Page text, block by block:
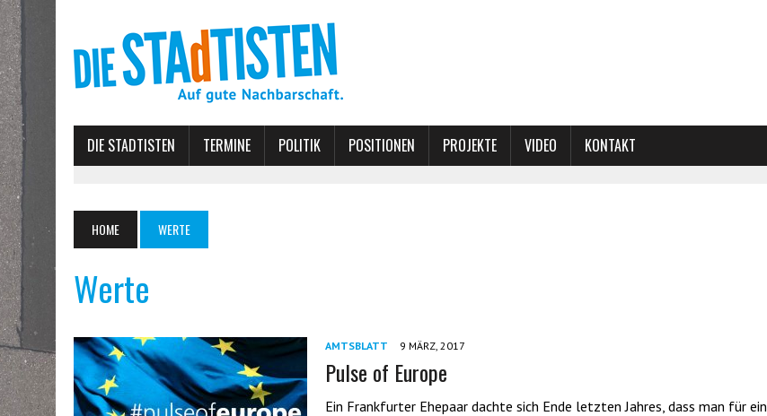
DIE STADTISTEN TERMINE POLITIK POSITIONEN PROJEKTE VIDEO KONTAKT
HOME WERTE
Werte
AMTSBLATT 9 MÄRZ, 2017
Pulse of Europe
Ein Frankfurter Ehepaar dachte sich Ende letzten Jahres, dass man für ein